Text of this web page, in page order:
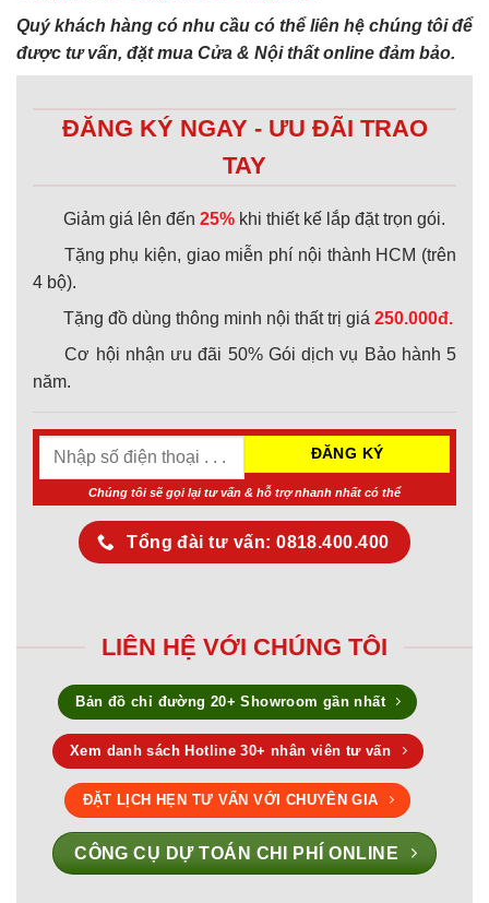
Quý khách hàng có nhu cầu có thể liên hệ chúng tôi để
được tư vấn, đặt mua Cửa & Nội thất online đảm bảo.
ĐĂNG KÝ NGAY - ƯU ĐÃI TRAO
TAY
Giảm giá lên đến 25% khi thiết kế lắp đặt trọn gói.
Tặng phụ kiện, giao miễn phí nội thành HCM (trên
4 bộ).
Tặng đồ dùng thông minh nội thất trị giá 250.000đ.
Cơ hội nhận ưu đãi 50% Gói dịch vụ Bảo hành 5
năm.
Chúng tôi sẽ gọi lại tư vấn & hỗ trợ nhanh nhất có thể
Tổng đài tư vấn: 0818.400.400
LIÊN HỆ VỚI CHÚNG TÔI
Bản đồ chỉ đường 20+ Showroom gần nhất
Xem danh sách Hotline 30+ nhân viên tư vấn
ĐẶT LỊCH HẸN TƯ VẤN VỚI CHUYÊN GIA
CÔNG CỤ DỰ TOÁN CHI PHÍ ONLINE